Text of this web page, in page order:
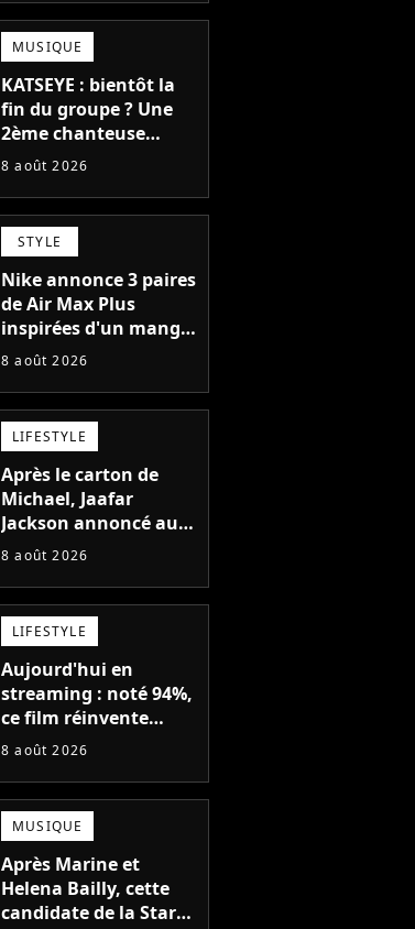
pensais ne plus
jamais chanter"
MUSIQUE
KATSEYE : bientôt la
fin du groupe ? Une
2ème chanteuse
s'éloigne en 6 mois,
décision n’a pas été
facile"
8 août 2026
STYLE
Nike annonce 3 paires
de Air Max Plus
inspirées d'un manga
culte de 1190
tomes
8 août 2026
LIFESTYLE
Après le carton de
Michael, Jaafar
Jackson annoncé au
casting d'un film
Smith
8 août 2026
LIFESTYLE
Aujourd'hui en
streaming : noté 94%,
ce film réinvente
complètement cette
fiction vieille de 40
ans
8 août 2026
MUSIQUE
Après Marine et
Helena Bailly, cette
candidate de la Star